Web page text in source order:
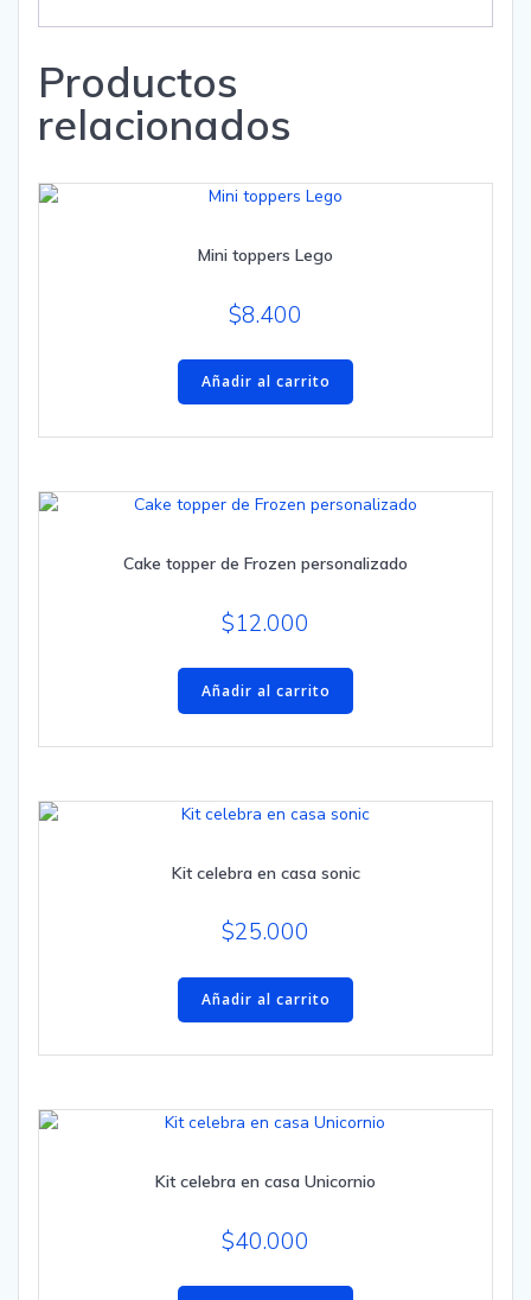
Productos
relacionados
Mini toppers Lego
$8.400
Añadir al carrito
Cake topper de Frozen personalizado
$12.000
Añadir al carrito
Kit celebra en casa sonic
$25.000
Añadir al carrito
Kit celebra en casa Unicornio
$40.000